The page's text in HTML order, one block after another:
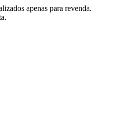
apenas para revenda.